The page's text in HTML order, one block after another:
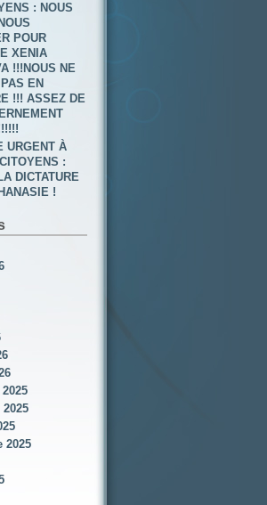
: NOUS
POUR
XENIA
!!!NOUS NE
EN
!!! ASSEZ DE
URGENT À
:
DICTATURE
!
2025